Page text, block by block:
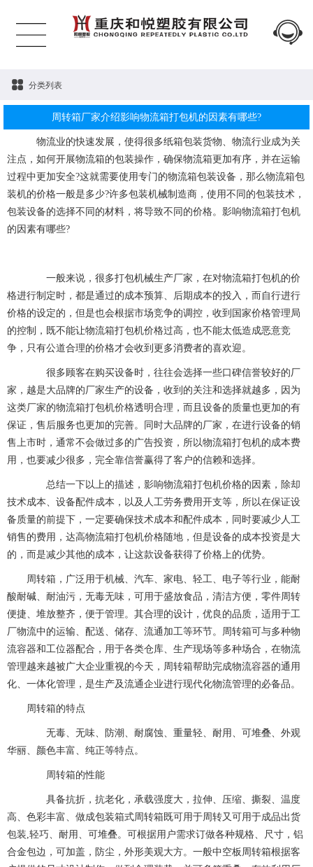
分类列表
周转箱厂家介绍影响物流箱打包机的因素有哪些?
物流业的快速发展，使得很多纸箱包装货物、物流行业成为关
注点，如何开展物流箱的包装操作，确保物流箱更加有序，并在运输
过程中更加安全?这就需要使用专门的物流箱包装设备，那么物流箱包
装机的价格一般是多少?许多包装机械制造商，使用不同的包装技术，
包装设备的选择不同的材料，将导致不同的价格。影响物流箱打包机
的因素有哪些?
一般来说，很多打包机械生产厂家，在对物流箱打包机的价
格进行制定时，都是通过的成本预算、后期成本的投入，而自行进行
价格的设定的，但是也会根据市场竞争的调控，收到国家价格管理局
的控制，既不能让物流箱打包机价格过高，也不能太低造成恶意竞
争，只有公道合理的价格才会收到更多消费者的喜欢迎。
很多顾客在购买设备时，往往会选择一些口碑信誉较好的厂
家，越是大品牌的厂家生产的设备，收到的关注和选择就越多，因为
这类厂家的物流箱打包机价格透明合理，而且设备的质量也更加的有
保证，售后服务也更加的完善。同时大品牌的厂家，在进行设备的销
售上市时，通常不会做过多的广告投资，所以物流箱打包机的成本费
用，也要减少很多，完全靠信誉赢得了客户的信赖和选择。
总结一下以上的描述，影响物流箱打包机价格的因素，除却
技术成本、设备配件成本，以及人工劳务费用开支等，所以在保证设
备质量的前提下，一定要确保技术成本和配件成本，同时要减少人工
销售的费用，达高物流箱打包机价格随地，但是设备的成本投资是大
的，而是减少其他的成本，让这款设备获得了价格上的优势。
周转箱，广泛用于机械、汽车、家电、轻工、电子等行业，能耐
酸耐碱、耐油污，无毒无味，可用于盛放食品，清洁方便，零件周转
便捷、堆放整齐，便于管理。其合理的设计，优良的品质，适用于工
厂物流中的运输、配送、储存、流通加工等环节。周转箱可与多种物
流容器和工位器配合，用于各类仓库、生产现场等多种场合，在物流
管理越来越被广大企业重视的今天，周转箱帮助完成物流容器的通用
化、一体化管理，是生产及流通企业进行现代化物流管理的必备品。
周转箱的特点
无毒、无味、防潮、耐腐蚀、重量轻、耐用、可堆叠、外观
华丽、颜色丰富、纯正等特点。
周转箱的性能
具备抗折，抗老化，承载强度大，拉伸、压缩、撕裂、温度
高、色彩丰富、做成包装箱式周转箱既可用于周转又可用于成品出货
包装,轻巧、耐用、可堆叠。可根据用户需求订做各种规格、尺寸，铝
合金包边，可加盖，防尘，外形美观大方。一般中空板周转箱根据客